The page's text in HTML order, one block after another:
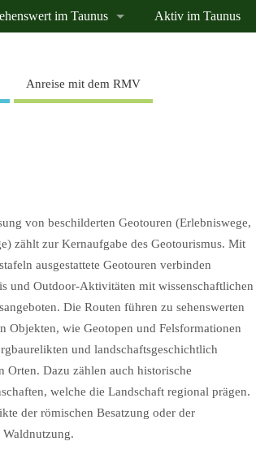
im Taunus Aktiv im Taunus
Anreise mit dem RMV
von beschilderten Geotouren (Erlebniswege,
zählt zur Kernaufgabe des Geotourismus. Mit
ausgestattete Geotouren verbinden
und Outdoor-Aktivitäten mit wissenschaftlichen
Die Routen führen zu sehenswerten
Objekten, wie Geotopen und Felsformationen
und landschaftsgeschichtlich
Orten. Dazu zählen auch historische
welche die Landschaft regional prägen.
der römischen Besatzung oder der
Waldnutzung.